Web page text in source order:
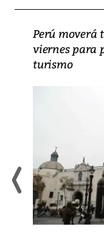
Perú moverá
viernes para
turismo